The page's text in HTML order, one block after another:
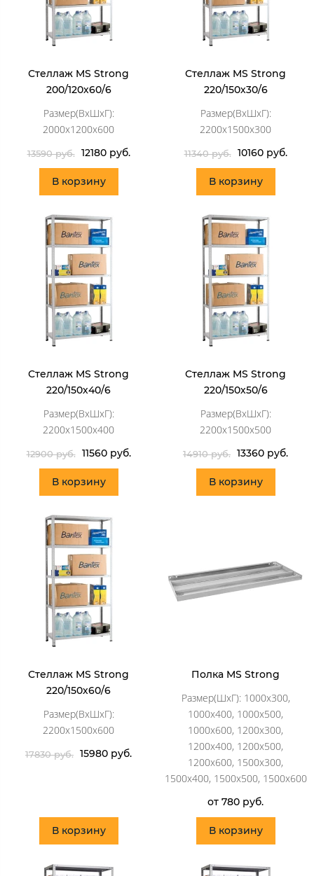
Стеллаж MS Strong
200/120х60/6
Размер(ВхШхГ):
2000x1200x600
13590 руб. 12180 руб.
В корзину
Стеллаж MS Strong
220/150х30/6
Размер(ВхШхГ):
2200x1500x300
11340 руб. 10160 руб.
В корзину
Стеллаж MS Strong
220/150х40/6
Размер(ВхШхГ):
2200x1500x400
12900 руб. 11560 руб.
В корзину
Стеллаж MS Strong
220/150х50/6
Размер(ВхШхГ):
2200x1500x500
14910 руб. 13360 руб.
В корзину
Стеллаж MS Strong
220/150х60/6
Размер(ВхШхГ):
2200x1500x600
17830 руб. 15980 руб.
В корзину
Полка MS Strong
Размер(ШхГ): 1000x300,
1000x400, 1000x500,
1000x600, 1200x300,
1200x400, 1200x500,
1200x600, 1500x300,
1500x400, 1500x500, 1500x600
от 780 руб.
В корзину